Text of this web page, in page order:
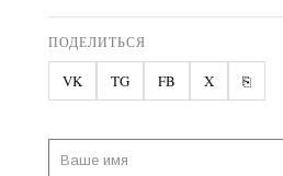
ПОДЕЛИТЬСЯ
VK TG FB X ⎘